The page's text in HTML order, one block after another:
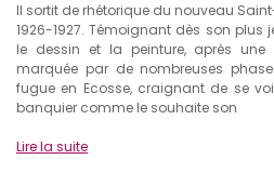
Il sortit de rhétorique du nouveau
1926-1927. Témoignant dès son plus
le dessin et la peinture, après une
marquée par de nombreuses
fugue en Ecosse, craignant de se
banquier comme le souhaite son
Lire la suite